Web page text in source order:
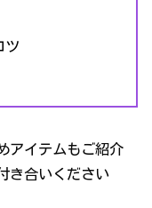
ツ
アイテムもご紹介
き合いください